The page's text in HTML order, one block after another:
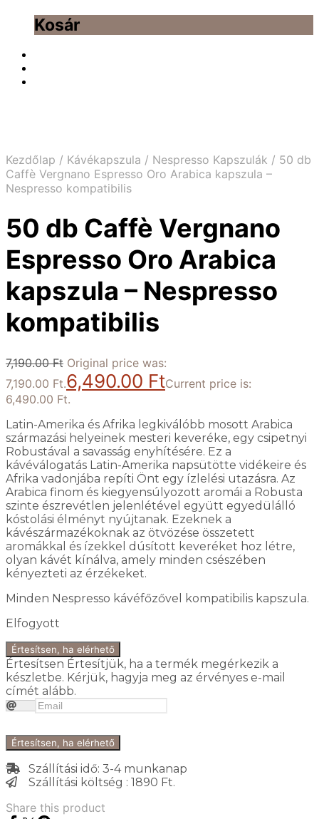
Kosár
Kezdőlap / Kávékapszula / Nespresso Kapszulák / 50 db
Caffè Vergnano Espresso Oro Arabica kapszula –
Nespresso kompatibilis
50 db Caffè Vergnano
Espresso Oro Arabica
kapszula – Nespresso
kompatibilis
7,190.00Ft Original price was:
7,190.00 Ft.6,490.00 FtCurrent price is:
6,490.00 Ft.
Latin-Amerika és Afrika legkiválóbb mosott Arabica
származási helyeinek mesteri keveréke, egy csipetnyi
Robustával a savasság enyhítésére. Ez a
kávéválogatás Latin-Amerika napsütötte vidékeire és
Afrika vadonjába repíti Önt egy ízlelési utazásra. Az
Arabica finom és kiegyensúlyozott aromái a Robusta
szinte észrevétlen jelenlétével együtt egyedülálló
kóstolási élményt nyújtanak. Ezeknek a
kávészármazékoknak az ötvözése összetett
aromákkal és ízekkel dúsított keveréket hoz létre,
olyan kávét kínálva, amely minden csészében
kényezteti az érzékeket.
Minden Nespresso kávéfőzővel kompatibilis kapszula.
Elfogyott
Értesítsen, ha elérhető
Értesítsen Értesítjük, ha a termék megérkezik a
készletbe. Kérjük, hagyja meg az érvényes e-mail
címét alább.
Értesítsen, ha elérhető
Szállítási idő: 3-4 munkanap
Szállítási költség : 1890 Ft.
Share this product